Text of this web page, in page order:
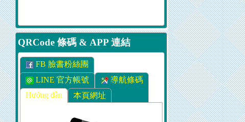
QRCode 條碼 & APP 連結
Hướng dẫn 本頁網址
FB 臉書粉絲團
LINE 官方帳號
導航條碼